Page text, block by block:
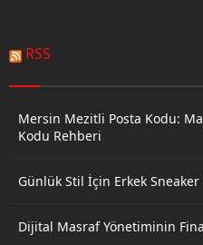
RSS
Mersin Mezitli Posta Kodu:
Kodu Rehberi
Günlük Stil İçin Erkek
Dijital Masraf Yönetiminin